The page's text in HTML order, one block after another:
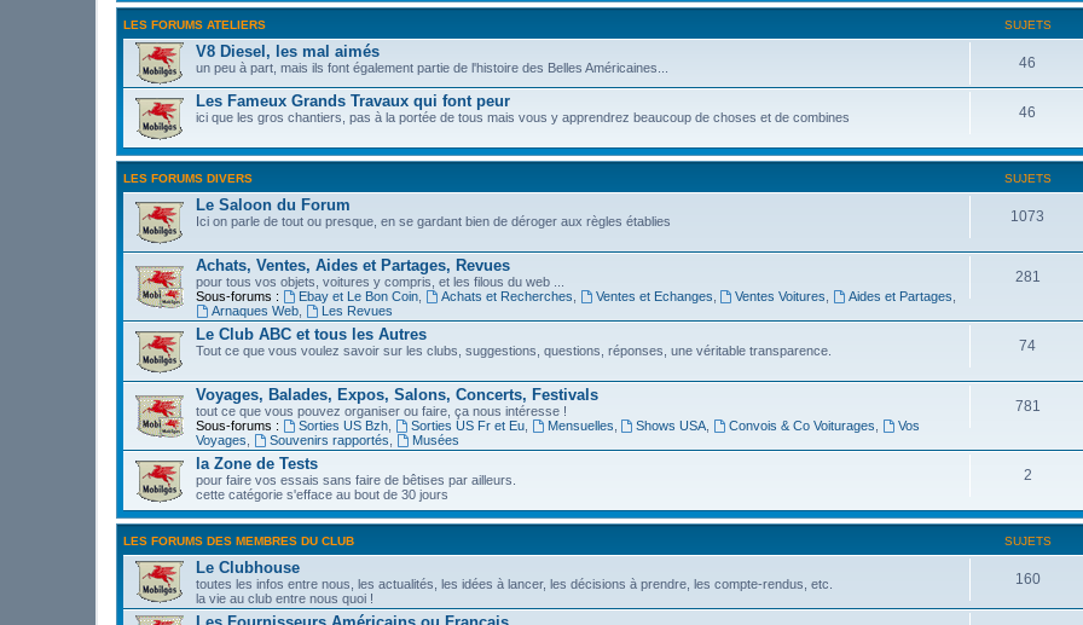
LES FORUMS ATELIERS SUJETS
V8 Diesel, les mal aimés
un peu à part, mais ils font également partie de l'histoire des Belles Américaines... 46
Les Fameux Grands Travaux qui font peur
ici que les gros chantiers, pas à la portée de tous mais vous y apprendrez beaucoup de choses et de combines 46
LES FORUMS DIVERS SUJETS
Le Saloon du Forum
Ici on parle de tout ou presque, en se gardant bien de déroger aux règles établies 1073
Achats, Ventes, Aides et Partages, Revues
pour tous vos objets, voitures y compris, et les filous du web ...
Sous-forums :
Ebay et Le Bon Coin, Achats et Recherches Ventes et Echanges Ventes Voitures Aides et Partages
Arnaques Web, Les Revues
281
Le Club ABC et tous les Autres
Tout ce que vous voulez savoir sur les clubs, suggestions, questions, réponses, une véritable transparence. 74
Voyages, Balades, Expos, Salons, Concerts, Festivals
tout ce que vous pouvez organiser ou faire, ça nous intéresse !
Sous-forums :
Sorties US Bzh, Sorties US Fr et Eu, Mensuelles Shows USA Convois & Co Voiturages
Vos
Voyages
Souvenirs rapportés Musées
781
la Zone de Tests
pour faire vos essais sans faire de bêtises par ailleurs.
cette catégorie s'efface au bout de 30 jours
2
LES FORUMS DES MEMBRES DU CLUB SUJETS
Le Clubhouse
toutes les infos entre nous, les actualités, les idées à lancer, les décisions à prendre, les compte-rendus, etc.
la vie au club entre nous quoi !
160